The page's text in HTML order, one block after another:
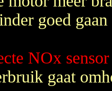
goed
NOx sensor
gaat